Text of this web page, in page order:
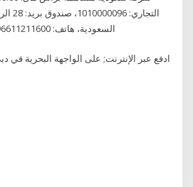
السعودية، هاتف: 0096611211600، العنوان الوطني: شركة
ادفع عبر الإنترنت; على الواجهة البحرية